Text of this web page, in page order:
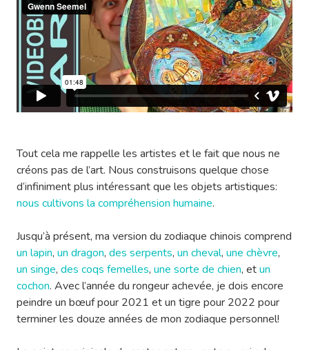
Tout cela me rappelle les artistes et le fait que nous ne
créons pas de l’art. Nous construisons quelque chose
d’infiniment plus intéressant que les objets artistiques:
nous cultivons la compréhension humaine.
Jusqu’à présent, ma version du zodiaque chinois comprend
un lapin, un dragon, des serpents, un cheval, une chèvre,
un singe, des coqs femelles, une sorte de chien, etun
cochon. Avec l’année du rongeur achevée, je dois encore
peindre un bœuf pour 2021 et un tigre pour 2022 pour
terminer les douze années de mon zodiaque personnel!